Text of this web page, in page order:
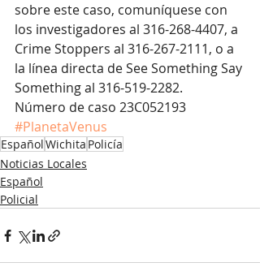
sobre este caso, comuníquese con
los investigadores al 316-268-4407, a
Crime Stoppers al 316-267-2111, o a
la línea directa de See Something Say
Something al 316-519-2282.
Número de caso 23C052193
#PlanetaVenus
EspañolWichita Policía
Noticias Locales
Español
Policial